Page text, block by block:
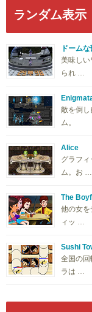
ランダム表示
ドーム
美味しい
られ …
敵を倒し
ム。
Alice
グラフ
ム。お …
The
他の女を
ィッ …
Sushi
全国の回
ラは …